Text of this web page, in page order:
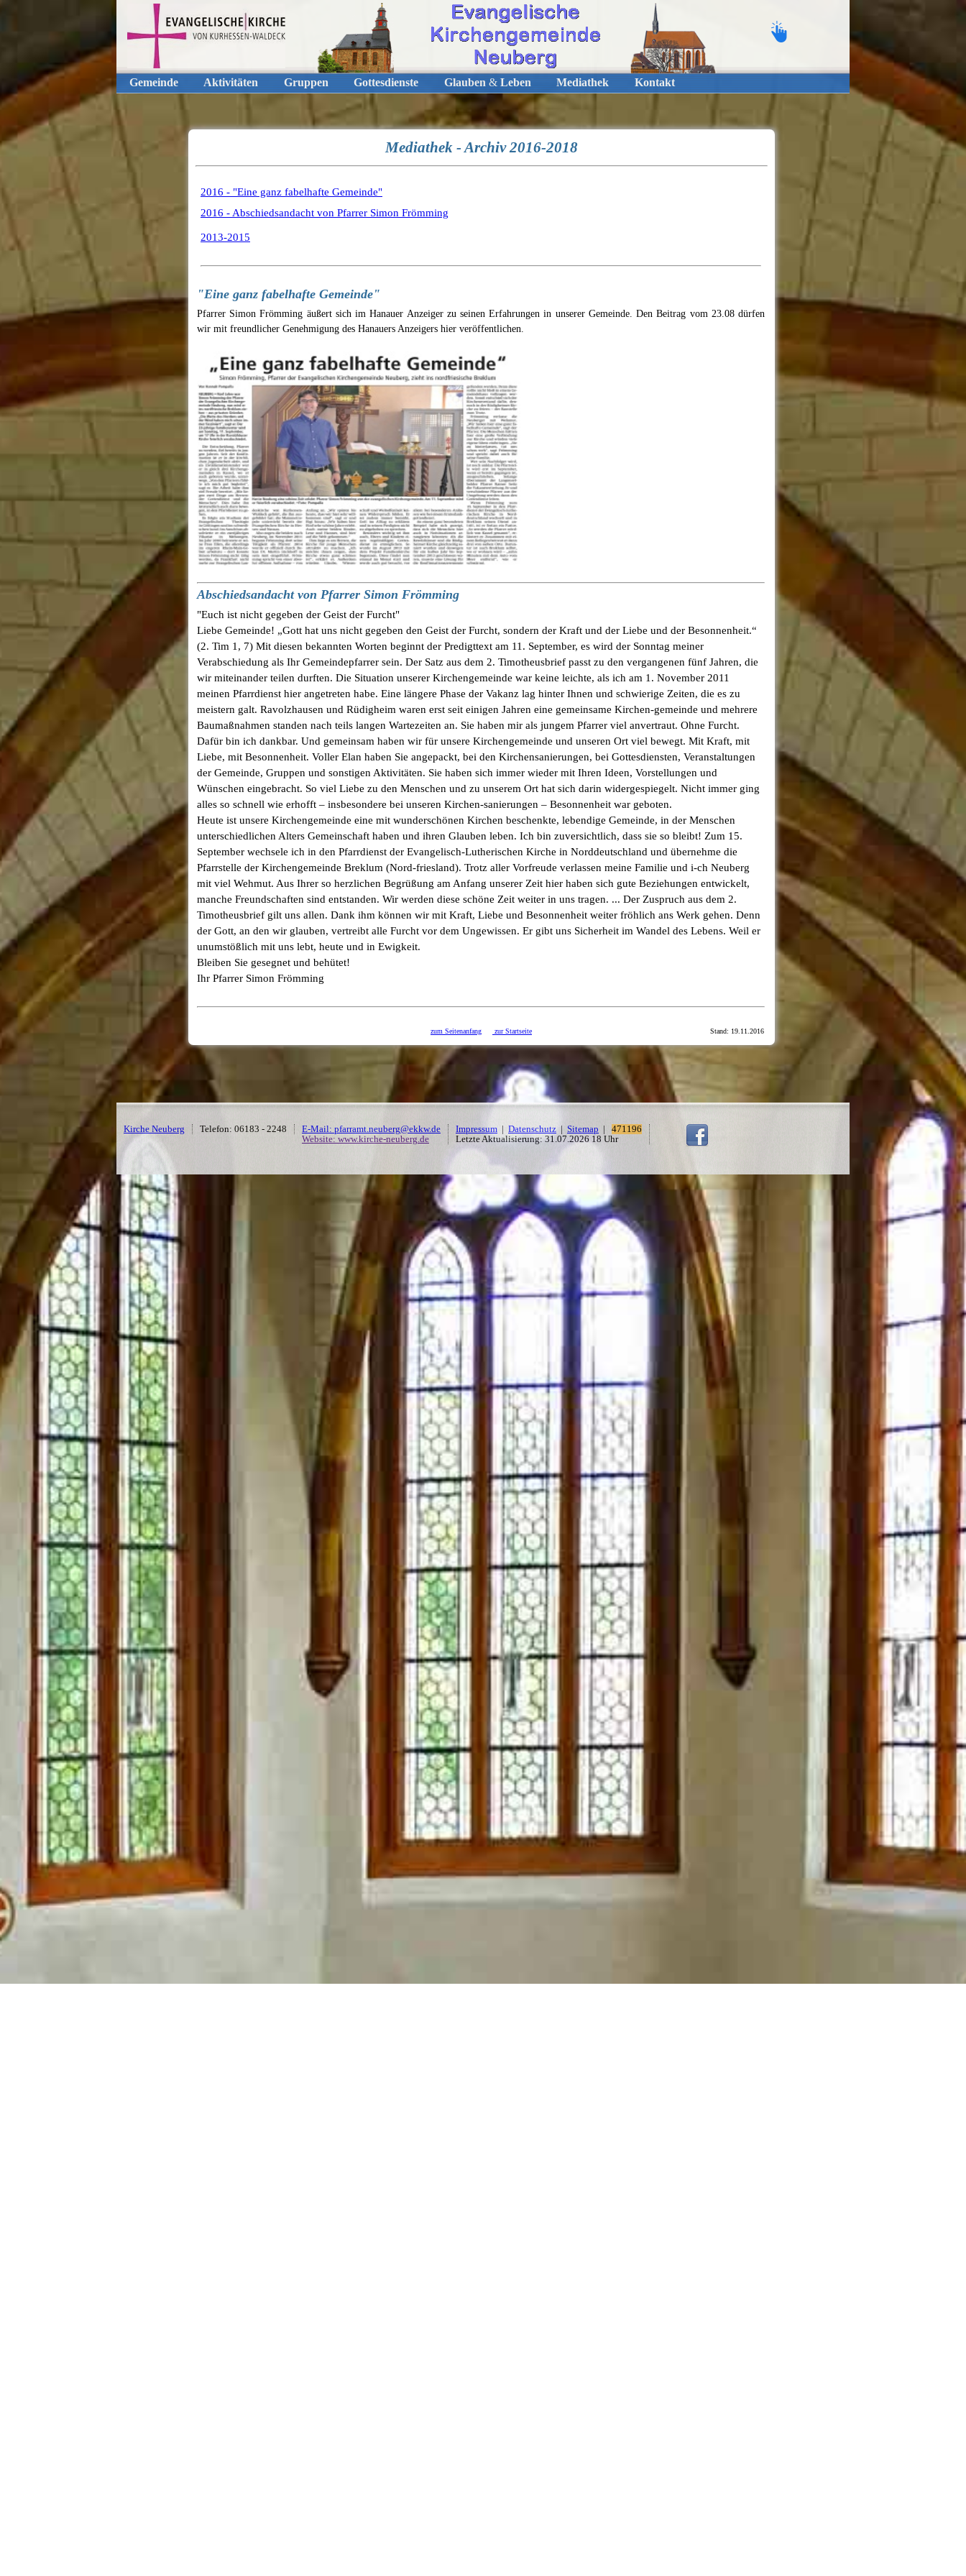
Gemeinde Aktivitäten Gruppen Gottesdienste Glauben& Leben Mediathek Kontakt
Mediathek - Archiv 2016-2018
2016 - "Eine ganz fabelhafte Gemeinde"
2016 - Abschiedsandacht von Pfarrer Simon Frömming
2013-2015
"Eine ganz fabelhafte Gemeinde"
Pfarrer Simon Frömming äußert sich im Hanauer Anzeiger zu seinen Erfahrungen in unserer Gemeinde. Den Beitrag vom 23.08 dürfen
wir mit freundlicher Genehmigung des Hanauers Anzeigers hier veröffentlichen.
Abschiedsandacht von Pfarrer Simon Frömming
"Euch ist nicht gegeben der Geist der Furcht"
Liebe Gemeinde! „Gott hat uns nicht gegeben den Geist der Furcht, sondern der Kraft und der Liebe und der Besonnenheit.“
(2. Tim 1, 7) Mit diesen bekannten Worten beginnt der Predigttext am 11. September, es wird der Sonntag meiner
Verabschiedung als Ihr Gemeindepfarrer sein. Der Satz aus dem 2. Timotheusbrief passt zu den vergangenen fünf Jahren, die
wir miteinander teilen durften. Die Situation unserer Kirchengemeinde war keine leichte, als ich am 1. November 2011
meinen Pfarrdienst hier angetreten habe. Eine längere Phase der Vakanz lag hinter Ihnen und schwierige Zeiten, die es zu
meistern galt. Ravolzhausen und Rüdigheim waren erst seit einigen Jahren eine gemeinsame Kirchen-gemeinde und mehrere
Baumaßnahmen standen nach teils langen Wartezeiten an. Sie haben mir als jungem Pfarrer viel anvertraut. Ohne Furcht.
Dafür bin ich dankbar. Und gemeinsam haben wir für unsere Kirchengemeinde und unseren Ort viel bewegt. Mit Kraft, mit
Liebe, mit Besonnenheit. Voller Elan haben Sie angepackt, bei den Kirchensanierungen, bei Gottesdiensten, Veranstaltungen
der Gemeinde, Gruppen und sonstigen Aktivitäten. Sie haben sich immer wieder mit Ihren Ideen, Vorstellungen und
Wünschen eingebracht. So viel Liebe zu den Menschen und zu unserem Ort hat sich darin widergespiegelt. Nicht immer ging
alles so schnell wie erhofft – insbesondere bei unseren Kirchen-sanierungen – Besonnenheit war geboten.
Heute ist unsere Kirchengemeinde eine mit wunderschönen Kirchen beschenkte, lebendige Gemeinde, in der Menschen
unterschiedlichen Alters Gemeinschaft haben und ihren Glauben leben. Ich bin zuversichtlich, dass sie so bleibt! Zum 15.
September wechsele ich in den Pfarrdienst der Evangelisch-Lutherischen Kirche in Norddeutschland und übernehme die
Pfarrstelle der Kirchengemeinde Breklum (Nord-friesland). Trotz aller Vorfreude verlassen meine Familie und i-ch Neuberg
mit viel Wehmut. Aus Ihrer so herzlichen Begrüßung am Anfang unserer Zeit hier haben sich gute Beziehungen entwickelt,
manche Freundschaften sind entstanden. Wir werden diese schöne Zeit weiter in uns tragen. ... Der Zuspruch aus dem 2.
Timotheusbrief gilt uns allen. Dank ihm können wir mit Kraft, Liebe und Besonnenheit weiter fröhlich ans Werk gehen. Denn
der Gott, an den wir glauben, vertreibt alle Furcht vor dem Ungewissen. Er gibt uns Sicherheit im Wandel des Lebens. Weil er
unumstößlich mit uns lebt, heute und in Ewigkeit.
Bleiben Sie gesegnet und behütet!
Ihr Pfarrer Simon Frömming
zum Seitenanfang zur Startseite Stand: 19.11.2016
Kirche Neuberg Telefon: 06183 - 2248
E-Mail: pfarramt.neuberg@ekkw.de
Website: www.kirche-neuberg.de
Impressum Datenschutz Sitemap
471196
Letzte Aktualisierung: 31.07.2026 18 Uhr